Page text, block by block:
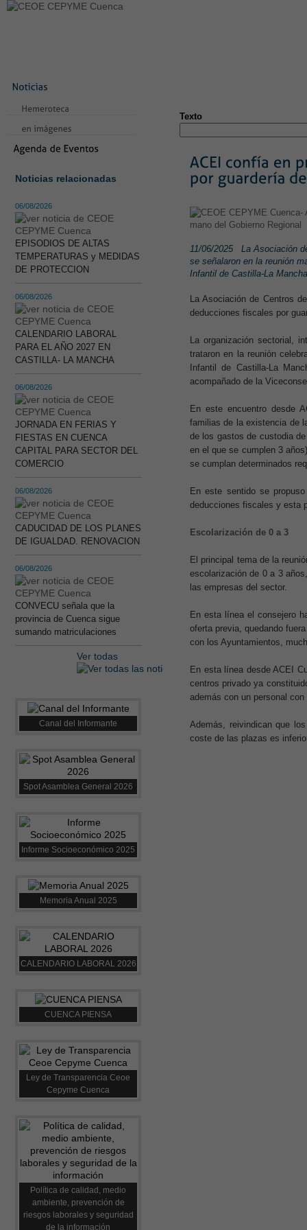
Noticias relacionadas
06/08/2026
EPISODIOS DE ALTAS
TEMPERATURAS y MEDIDAS
DE PROTECCION
06/08/2026
CALENDARIO LABORAL
PARA EL AÑO 2027 EN
CASTILLA- LA MANCHA
06/08/2026
JORNADA EN FERIAS Y
FIESTAS EN CUENCA
CAPITAL PARA SECTOR DEL
COMERCIO
06/08/2026
CADUCIDAD DE LOS PLANES
DE IGUALDAD. RENOVACION
06/08/2026
CONVECU señala que la
provincia de Cuenca sigue
sumando matriculaciones
Ver todas
Canal del Informante
Spot Asamblea General 2026
Informe Socioeconómico 2025
Memoria Anual 2025
CALENDARIO LABORAL 2026
CUENCA PIENSA
Ley de Transparencia Ceoe
Cepyme Cuenca
Política de calidad, medio
ambiente, prevención de
riesgos laborales y seguridad
de la información
Texto
11/06/2025
La Asociación
se señalaron en la reunión
Infantil de Castilla-La
La Asociación de Centros
deducciones fiscales por
La organización sectorial,
trataron en la reunión
Infantil de Castilla-La
acompañado de la
En este encuentro desde
familias de la existencia de
de los gastos de custodia
en el que se cumplen 3
se cumplan determinados
En este sentido se
deducciones fiscales y esta
Escolarización de 0 a 3
El principal tema de la
escolarización de 0 a 3
las empresas del sector.
En esta línea el consejero
oferta previa, quedando
con los Ayuntamientos,
En esta línea desde ACEI
centros privado ya
además con un personal
Además, reivindican que
coste de las plazas es